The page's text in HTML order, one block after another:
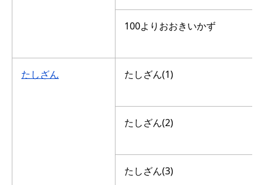
100よりおおきいかず
たしざん たしざん(1)
たしざん(2)
たしざん(3)